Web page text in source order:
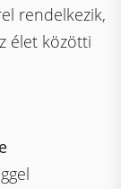
rendelkezik,
élet közötti